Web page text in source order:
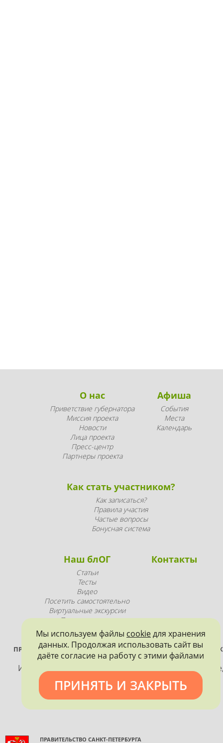
О нас
Приветствие губернатора
Миссия проекта
Новости
Лица проекта
Пресс-центр
Партнеры проекта
Афиша
События
Места
Календарь
Как стать участником?
Как записаться?
Правила участия
Частые вопросы
Бонусная система
Наш блОГ
Статьи
Тесты
Видео
Посетить самостоятельно
Виртуальные экскурсии
Промопродукция
Контакты
ПРОЕКТ РЕАЛИЗУЕТСЯ ПРИ ПОДДЕРЖКЕ ПРАВИТЕЛЬСТВА
ПЕТЕРБУРГА
Использование материалов, размещенных на
допускается только с согласия правообладателя и
обязательной ссылкой на источник информации.
ПРАВИТЕЛЬСТВО САНКТ-ПЕТЕРБУРГА
Мы используем файлы cookieдля хранения
данных. Продолжая использовать сайт вы
даёте согласие на работу с этими файлами
ПРИНЯТЬ И ЗАКРЫТЬ